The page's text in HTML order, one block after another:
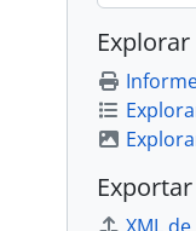
Explorar
Exportar